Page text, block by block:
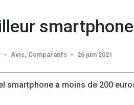
Avis, Comparatifs 26 juin 2021
smartphone a moins de 200